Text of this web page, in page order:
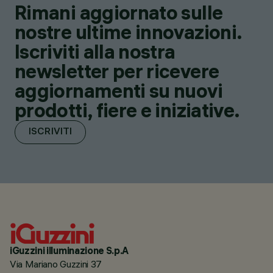
Rimani aggiornato sulle
nostre ultime innovazioni.
Iscriviti alla nostra
newsletter per ricevere
aggiornamenti su nuovi
prodotti, fiere e iniziative.
ISCRIVITI
iGuzzini illuminazione S.p.A
Via Mariano Guzzini 37